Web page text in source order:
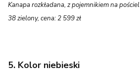
Kanapa rozkładana, z pojemnikiem na pościel
38 zielony, cena: 2 599 zł
5. Kolor niebieski